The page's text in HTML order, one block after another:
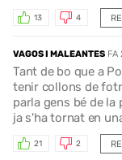
13 4
VAGOS I MALEANTES FA
Tant de bo que a
tenir collons de
parla gens bé de
ja s'ha tornat en
21 2